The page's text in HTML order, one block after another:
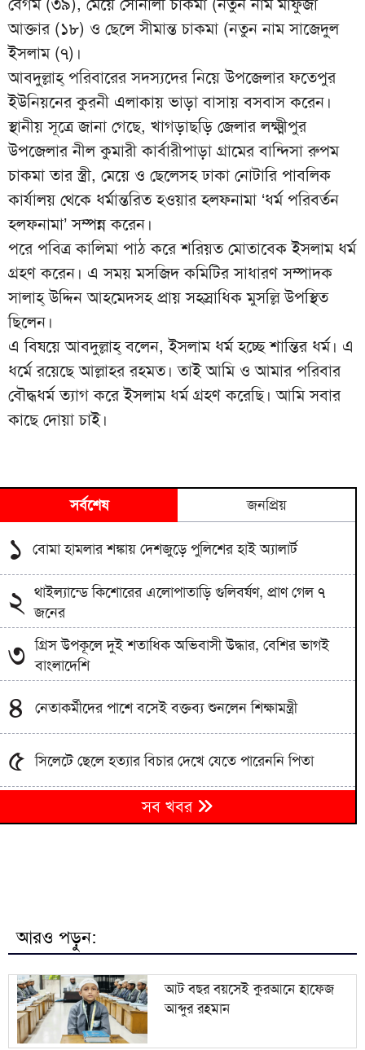
আক্তার (১৮) ও ছেলে সীমান্ত চাকমা (নতুন নাম সাজেদুল
ইসলাম (৭)।
আবদুল্লাহ্ পরিবারের সদস্যদের নিয়ে উপজেলার ফতেপুর
ইউনিয়নের কুরনী এলাকায় ভাড়া বাসায় বসবাস করেন।
স্থানীয় সূত্রে জানা গেছে, খাগড়াছড়ি জেলার লক্ষ্মীপুর
উপজেলার নীল কুমারী কার্বারীপাড়া গ্রামের বান্দিসা রুপম
চাকমা তার স্ত্রী, মেয়ে ও ছেলেসহ ঢাকা নোটারি পাবলিক
কার্যালয় থেকে ধর্মান্তরিত হওয়ার হলফনামা ‘ধর্ম পরিবর্তন
হলফনামা’ সম্পন্ন করেন।
পরে পবিত্র কালিমা পাঠ করে শরিয়ত মোতাবেক ইসলাম ধর্ম
গ্রহণ করেন। এ সময় মসজিদ কমিটির সাধারণ সম্পাদক
সালাহ্ উদ্দিন আহমেদসহ প্রায় সহস্রাধিক মুসল্লি উপস্থিত
ছিলেন।
এ বিষয়ে আবদুল্লাহ্ বলেন, ইসলাম ধর্ম হচ্ছে শান্তির ধর্ম। এ
ধর্মে রয়েছে আল্লাহর রহমত। তাই আমি ও আমার পরিবার
বৌদ্ধধর্ম ত্যাগ করে ইসলাম ধর্ম গ্রহণ করেছি। আমি সবার
কাছে দোয়া চাই।
সর্বশেষ জনপ্রিয়
১ বোমা হামলার শঙ্কায় দেশজুড়ে পুলিশের হাই অ্যালার্ট
২
থাইল্যান্ডে কিশোরের এলোপাতাড়ি গুলিবর্ষণ, প্রাণ গেল ৭
জনের
৩ গ্রিস উপকূলে দুই শতাধিক অভিবাসী উদ্ধার, বেশির ভাগই
বাংলাদেশি
৪ নেতাকর্মীদের পাশে বসেই বক্তব্য শুনলেন শিক্ষামন্ত্রী
৫ সিলেটে ছেলে হত্যার বিচার দেখে যেতে পারেননি পিতা
পুলিশ পরিচয়ে বিশ্ববিদ্যালয় শিক্ষক-শিক্ষার্থীদের লক্ষাধিক
টাকা হাতিয়ে নিচ্ছে প্রতারক চক্র
ভারতীয় পণ্য ও কাভার্ডভ্যান জব্দ
৯ পাকিস্তানি যুবক ও বাংলাদেশি তরুণীর ‘স্মরণীয়’ বিয়ে
১০ সন্ত্রাস ও নৈরাজ্য প্রতিরোধে বাঁশখালীতে জামায়াত
ইসলামী যুব বিভাগের রাজপথে প্রতিবাদ
সব খবর
আরও পড়ুন:
আট বছর বয়সেই কুরআনে হাফেজ
আব্দুর রহমান